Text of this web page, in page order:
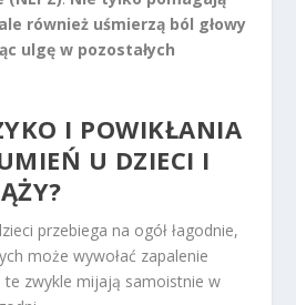
również uśmierzą ból głowy
ulgę w pozostałych
I POWIKŁANIA
U DZIECI I
przebiega na ogół łagodnie,
może wywołać zapalenie
zwykle mijają samoistnie w